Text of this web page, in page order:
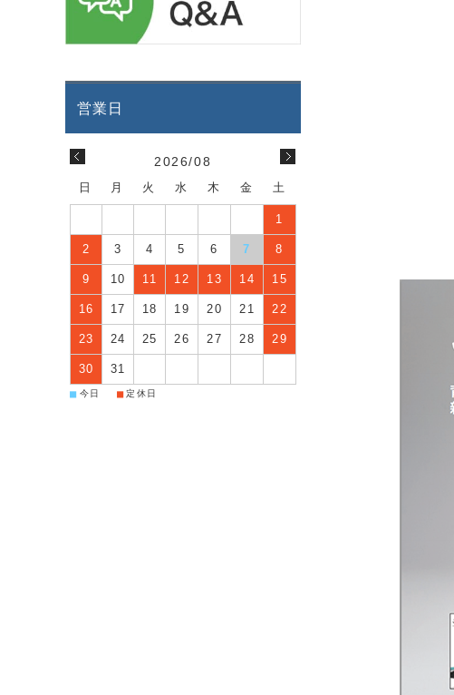
2026/08
日 月 火 水 木 金 土
1
2 3 4 5 6 7 8
9 10 11 12 13 14 15
16 17 18 19 20 21 22
23 24 25 26 27 28 29
30 31
■ 今日 ■ 定休日